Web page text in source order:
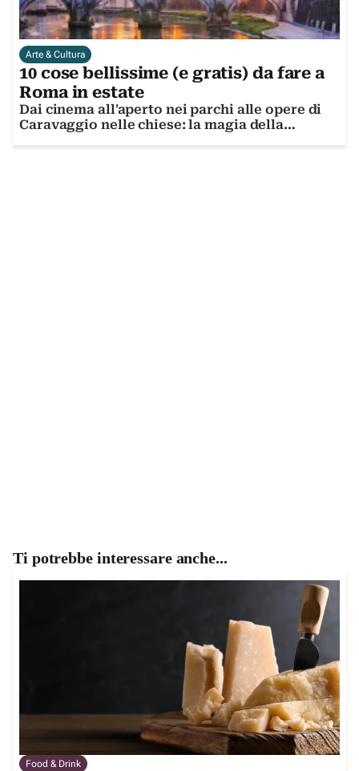
Arte & Cultura
10 cose bellissime (e gratis) da fare a
Roma in estate
Dai cinema all'aperto nei parchi alle opere di
Caravaggio nelle chiese: la magia della
Ti potrebbe interessare anche...
Food & Drink